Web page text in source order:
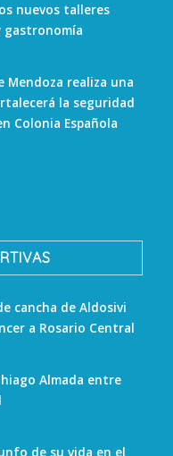
nuevos talleres
gastronomía
Mendoza realiza una
la seguridad
Colonia Española
cancha de Aldosivi
a Rosario Central
Almada entre
de su vida en el